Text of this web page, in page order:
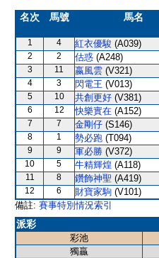
名次 馬號 馬名
1 4 紅衣優駿 (A039)
2 2 估惑 (A248)
3 11 嬴風雲 (V321)
4 3 閃電王 (V013)
5 10 共創更好 (V381)
6 12 快樂實在 (A152)
7 7 金剛仔 (S146)
8 1 勢必跑 (T094)
9 9 軍必勝 (V372)
10 5 牛精輝煌 (A118)
11 8 鑽飾神聖 (A419)
12 6 財寶家駒 (V101)
備註: 賽事特別情況索引
派彩
彩池
獨贏